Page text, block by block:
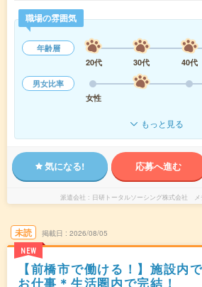
職場の雰囲気
年齢層
20代
30代 40代
男女比率
女性
もっと見る
気になる! 応募へ進む
派遣会社 日研トータルソーシング株式会社 メ
未読
NEW
掲載日 2026/08/05
【前橋市で働ける！】施設内
お仕事＊生活圏内で完結！